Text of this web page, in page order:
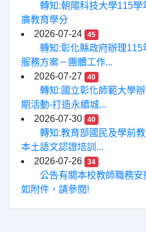
轉知:朝陽科技大學115
廣教育學分
2026-07-24
45
轉知:彰化縣政府辦理
服務方案－團體工作...
2026-07-27
40
轉知:國立彰化師範大學
期活動-打造永續城...
2026-07-30
40
轉知:教育部國民及學前
本土語文認證培訓...
2026-07-26
34
公告有關本校教師職務安
如附件，請參閱!